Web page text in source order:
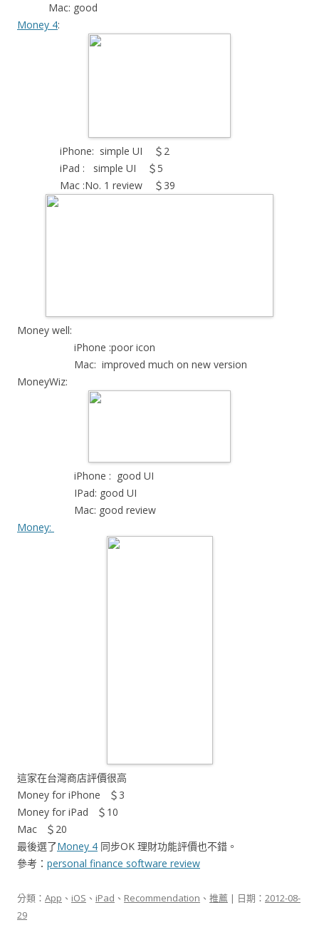
Mac: good
Money 4:
iPhone: simple UI ＄2
iPad : simple UI ＄5
Mac :No. 1 review ＄39
Money well:
iPhone :poor icon
Mac: improved much on new version
MoneyWiz:
iPhone : good UI
IPad: good UI
Mac: good review
Money:
這家在台灣商店評價很高
Money for iPhone ＄3
Money for iPad ＄10
Mac ＄20
最後選了Money 4 同步OK 理財功能評價也不錯。
參考： personal finance software review
分類： App 、 iOS 、 iPad 、 Recommendation 、 推薦 | 日期： 2012-08-
29